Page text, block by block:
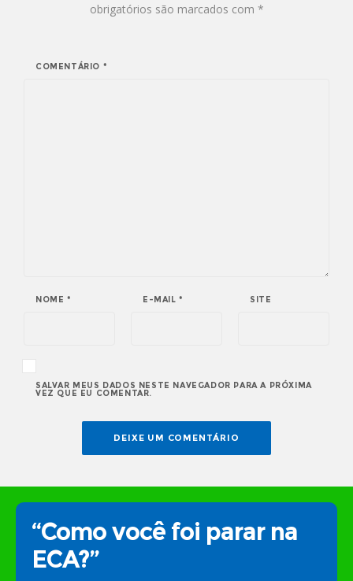
obrigatórios são marcados com *
COMENTÁRIO *
NOME * E-MAIL* SITE
SALVAR MEUS DADOS NESTE NAVEGADOR PARA A PRÓXIMA
VEZ QUE EU COMENTAR.
“Como você foi parar na
ECA?”